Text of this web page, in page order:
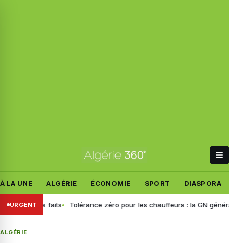
À LA UNE ALGÉRIE ÉCONOMIE SPORT DIASPORA
URGENT
les faits Tolérance zéro pour les chauffeurs : la GN
ALGÉRIE